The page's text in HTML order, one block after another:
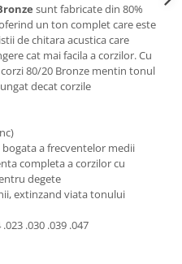
sunt fabricate din 80%
un ton complet care este
de chitara acustica care
cat mai facila a corzilor. Cu
corzi 80/20 Bronze mentin tonul
decat corzile
a frecventelor medii
completa a corzilor cu
degete
extinzand viata tonului
.030 .039 .047